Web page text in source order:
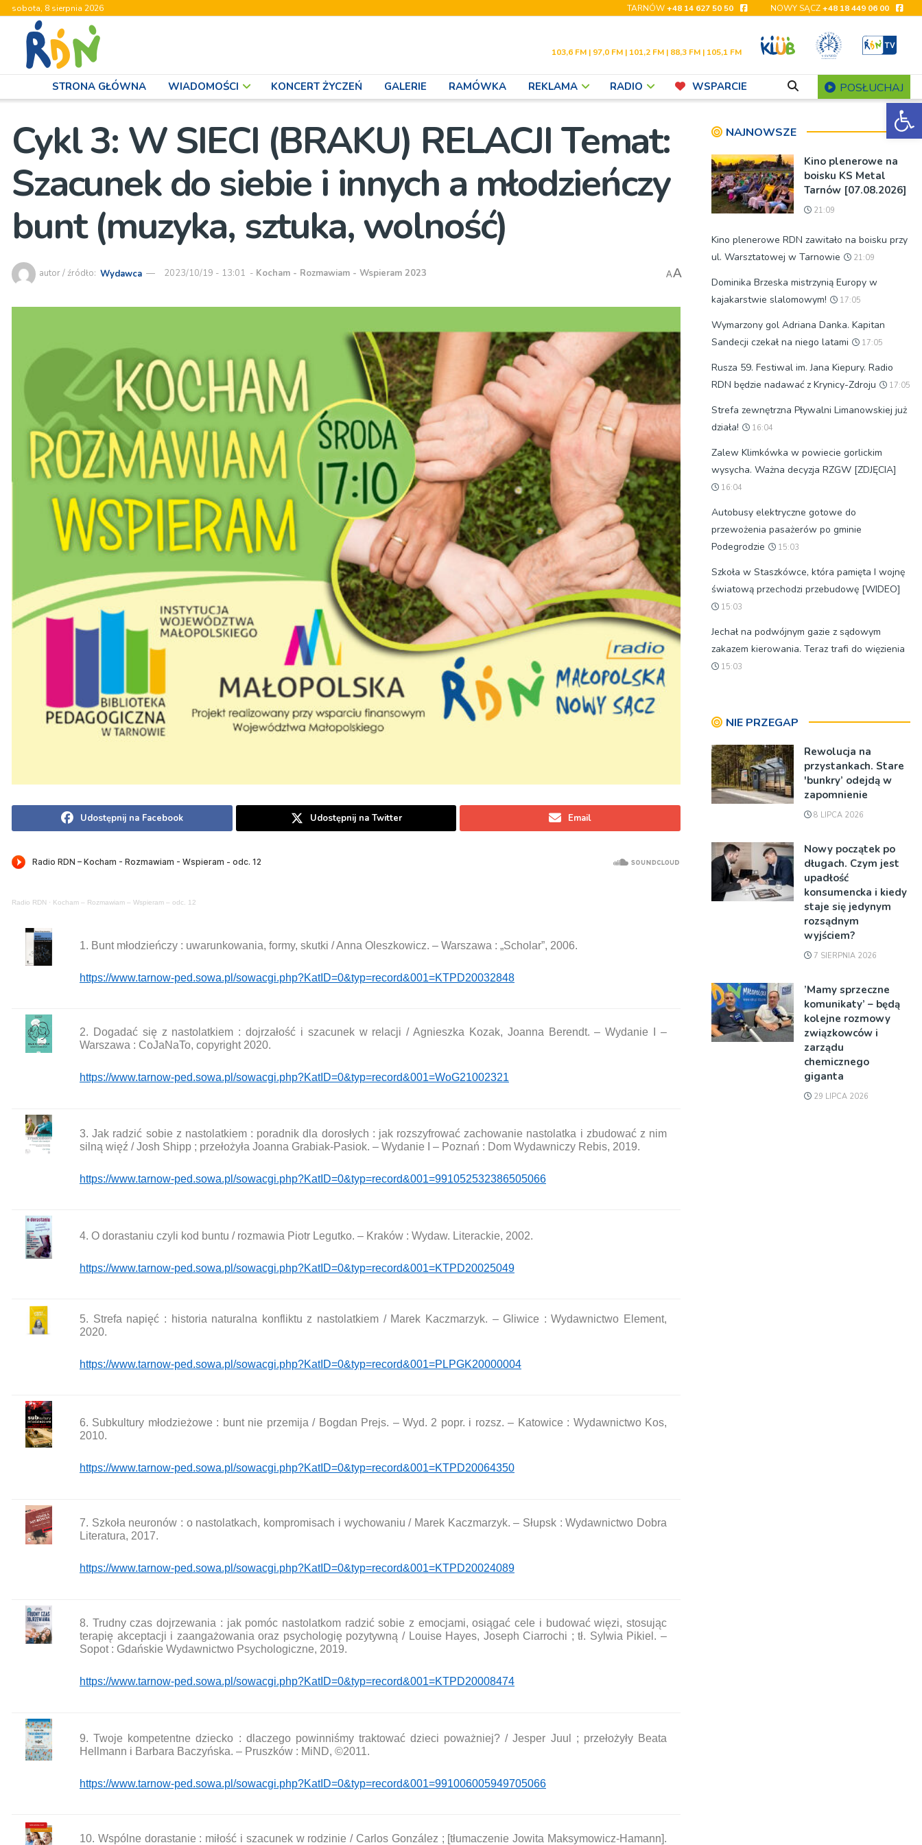
sobota, 8 sierpnia 2026 TARNÓW+48 14 627 50 50 NOWY SĄCZ+48 18 449 06 00
103,6 FM | 97,0 FM | 101,2 FM | 88,3 FM | 105,1 FM
STRONA GŁÓWNA WIADOMOŚCI KONCERT ŻYCZEŃ GALERIE RAMÓWKA REKLAMA RADIO WSPARCIE POSŁUCHAJ
Cykl 3: W SIECI (BRAKU) RELACJI Temat:
Szacunek do siebie i innych a młodzieńczy
bunt (muzyka, sztuka, wolność)
autor / źródło: Wydawca 2023/10/19 - 13:01 - Kocham - Rozmawiam - Wspieram 2023 AA
Udostępnij na Facebook Udostępnij na Twitter Email
Radio RDN · Kocham – Rozmawiam – Wspieram – odc. 12
1. Bunt młodzieńczy : uwarunkowania, formy, skutki / Anna Oleszkowicz. – Warszawa : „Scholar”, 2006.
https://www.tarnow-ped.sowa.pl/sowacgi.php?KatID=0&typ=record&001=KTPD20032848
2. Dogadać się z nastolatkiem : dojrzałość i szacunek w relacji / Agnieszka Kozak, Joanna Berendt. – Wydanie I –
Warszawa : CoJaNaTo, copyright 2020.
https://www.tarnow-ped.sowa.pl/sowacgi.php?KatID=0&typ=record&001=WoG21002321
3. Jak radzić sobie z nastolatkiem : poradnik dla dorosłych : jak rozszyfrować zachowanie nastolatka i zbudować z nim
silną więź / Josh Shipp ; przełożyła Joanna Grabiak-Pasiok. – Wydanie I – Poznań : Dom Wydawniczy Rebis, 2019.
https://www.tarnow-ped.sowa.pl/sowacgi.php?KatID=0&typ=record&001=991052532386505066
4. O dorastaniu czyli kod buntu / rozmawia Piotr Legutko. – Kraków : Wydaw. Literackie, 2002.
https://www.tarnow-ped.sowa.pl/sowacgi.php?KatID=0&typ=record&001=KTPD20025049
5. Strefa napięć : historia naturalna konfliktu z nastolatkiem / Marek Kaczmarzyk. – Gliwice : Wydawnictwo Element,
2020.
https://www.tarnow-ped.sowa.pl/sowacgi.php?KatID=0&typ=record&001=PLPGK20000004
6. Subkultury młodzieżowe : bunt nie przemija / Bogdan Prejs. – Wyd. 2 popr. i rozsz. – Katowice : Wydawnictwo Kos,
2010.
https://www.tarnow-ped.sowa.pl/sowacgi.php?KatID=0&typ=record&001=KTPD20064350
7. Szkoła neuronów : o nastolatkach, kompromisach i wychowaniu / Marek Kaczmarzyk. – Słupsk : Wydawnictwo Dobra
Literatura, 2017.
https://www.tarnow-ped.sowa.pl/sowacgi.php?KatID=0&typ=record&001=KTPD20024089
8. Trudny czas dojrzewania : jak pomóc nastolatkom radzić sobie z emocjami, osiągać cele i budować więzi, stosując
terapię akceptacji i zaangażowania oraz psychologię pozytywną / Louise Hayes, Joseph Ciarrochi ; tł. Sylwia Pikiel. –
Sopot : Gdańskie Wydawnictwo Psychologiczne, 2019.
https://www.tarnow-ped.sowa.pl/sowacgi.php?KatID=0&typ=record&001=KTPD20008474
9. Twoje kompetentne dziecko : dlaczego powinniśmy traktować dzieci poważniej? / Jesper Juul ; przełożyły Beata
Hellmann i Barbara Baczyńska. – Pruszków : MiND, ©2011.
https://www.tarnow-ped.sowa.pl/sowacgi.php?KatID=0&typ=record&001=991006005949705066
10. Wspólne dorastanie : miłość i szacunek w rodzinie / Carlos González ; [tłumaczenie Jowita Maksymowicz-Hamann].
NAJNOWSZE
Kino plenerowe na
boisku KS Metal
Tarnów [07.08.2026]
21:09
Kino plenerowe RDN zawitało na boisku przy
ul. Warsztatowej w Tarnowie
21:09
Dominika Brzeska mistrzynią Europy w
kajakarstwie slalomowym!
17:05
Wymarzony gol Adriana Danka. Kapitan
Sandecji czekał na niego latami
17:05
Rusza 59. Festiwal im. Jana Kiepury. Radio
RDN będzie nadawać z Krynicy-Zdroju
17:05
Strefa zewnętrzna Pływalni Limanowskiej już
działa!
16:04
Zalew Klimkówka w powiecie gorlickim
wysycha. Ważna decyzja RZGW [ZDJĘCIA]
16:04
Autobusy elektryczne gotowe do
przewożenia pasażerów po gminie
Podegrodzie
15:03
Szkoła w Staszkówce, która pamięta I wojnę
światową przechodzi przebudowę [WIDEO]
15:03
Jechał na podwójnym gazie z sądowym
zakazem kierowania. Teraz trafi do więzienia
15:03
NIE PRZEGAP
Rewolucja na
przystankach. Stare
'bunkry’ odejdą w
zapomnienie
8 LIPCA 2026
Nowy początek po
długach. Czym jest
upadłość
konsumencka i kiedy
staje się jedynym
rozsądnym
wyjściem?
7 SIERPNIA 2026
’Mamy sprzeczne
komunikaty’ – będą
kolejne rozmowy
związkowców i
zarządu
chemicznego
giganta
29 LIPCA 2026